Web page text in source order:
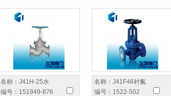
名称： J41H-25水
编号： 151949-876
名称： J41F46衬氟
编号： 1522-502